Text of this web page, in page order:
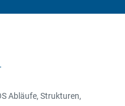
Abläufe, Strukturen,